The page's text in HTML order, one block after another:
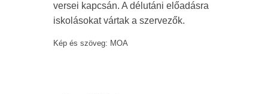
versei kapcsán. A délutáni előadásra
iskolásokat vártak a szervezők.
Kép és szöveg: MOA